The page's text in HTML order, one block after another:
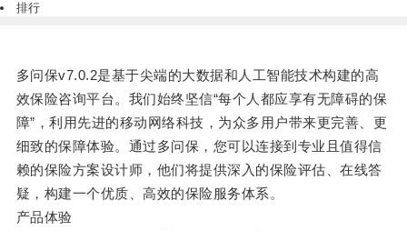
排行
多问保v7.0.2是基于尖端的大数据和人工智能技术构建的高
效保险咨询平台。我们始终坚信“每个人都应享有无障碍的保
障”，利用先进的移动网络科技，为众多用户带来更完善、更
细致的保障体验。通过多问保，您可以连接到专业且值得信
赖的保险方案设计师，他们将提供深入的保险评估、在线答
疑，构建一个优质、高效的保险服务体系。
产品体验